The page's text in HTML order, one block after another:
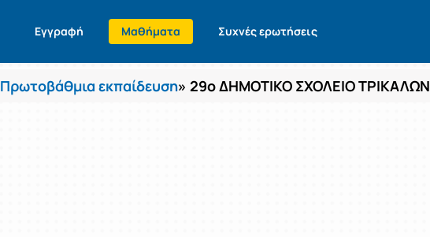
Εγγραφή Μαθήματα Συχνές ερωτήσεις
Πρωτοβάθμια εκπαίδευση» 29ο ΔΗΜΟΤΙΚΟ ΣΧΟΛΕΙΟ ΤΡΙΚΑΛΩΝ